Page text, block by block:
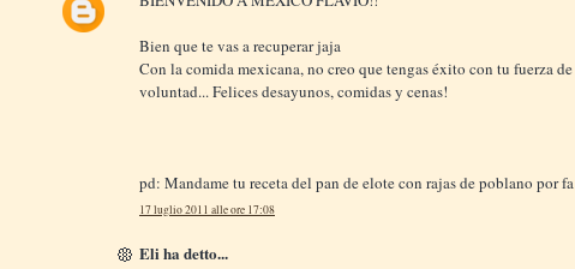
Bien que te vas a recuperar jaja
Con la comida mexicana, no creo que tengas éxito con tu fuerza de
voluntad... Felices desayunos, comidas y cenas!
pd: Mandame tu receta del pan de elote con rajas de poblano por fa
17 luglio 2011 alle ore 17:08
Eli ha detto...